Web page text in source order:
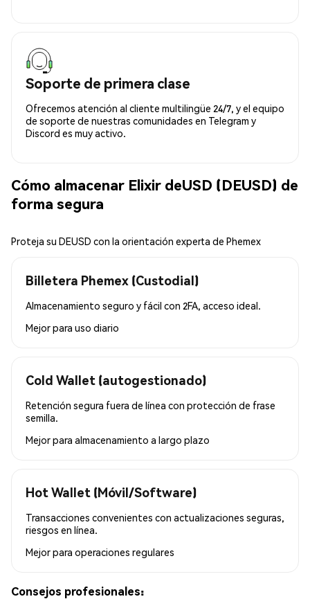
Soporte de primera clase
Ofrecemos atención al cliente multilingüe 24/7, y el equipo
de soporte de nuestras comunidades en Telegram y
Discord es muy activo.
Cómo almacenar Elixir deUSD (DEUSD) de
forma segura
Proteja su DEUSD con la orientación experta de Phemex
Billetera Phemex (Custodial)
Almacenamiento seguro y fácil con 2FA, acceso ideal.
Mejor para uso diario
Cold Wallet (autogestionado)
Retención segura fuera de línea con protección de frase
semilla.
Mejor para almacenamiento a largo plazo
Hot Wallet (Móvil/Software)
Transacciones convenientes con actualizaciones seguras,
riesgos en línea.
Mejor para operaciones regulares
Consejos profesionales: